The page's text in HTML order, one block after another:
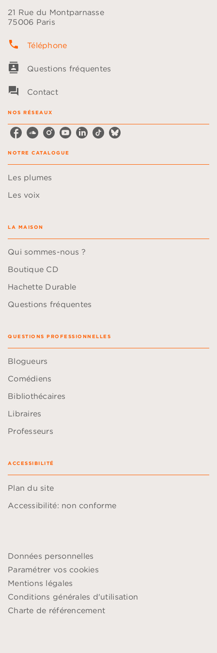
21 Rue du Montparnasse
75006 Paris
phone Téléphone
contacts Questions fréquentes
question_answer Contact
NOS RÉSEAUX
NOTRE CATALOGUE
Les plumes
Les voix
LA MAISON
Qui sommes-nous ?
Boutique CD
Hachette Durable
Questions fréquentes
QUESTIONS PROFESSIONNELLES
Blogueurs
Comédiens
Bibliothécaires
Libraires
Professeurs
ACCESSIBILITÉ
Plan du site
Accessibilité: non conforme
Données personnelles
Paramétrer vos cookies
Mentions légales
Conditions générales d'utilisation
Charte de référencement